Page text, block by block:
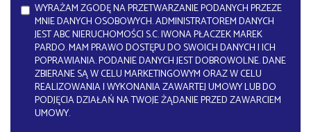
WYRAŻAM ZGODĘ NA PRZETWARZANIE PODANYCH PRZEZE
MNIE DANYCH OSOBOWYCH. ADMINISTRATOREM DANYCH
JEST ABC NIERUCHOMOŚCI S.C. IWONA PŁACZEK MAREK
PARDO. MAM PRAWO DOSTĘPU DO SWOICH DANYCH I ICH
POPRAWIANIA. PODANIE DANYCH JEST DOBROWOLNE. DANE
ZBIERANE SĄ W CELU MARKETINGOWYM ORAZ W CELU
REALIZOWANIA I WYKONANIA ZAWARTEJ UMOWY LUB DO
PODJĘCIA DZIAŁAŃ NA TWOJE ŻĄDANIE PRZED ZAWARCIEM
UMOWY.